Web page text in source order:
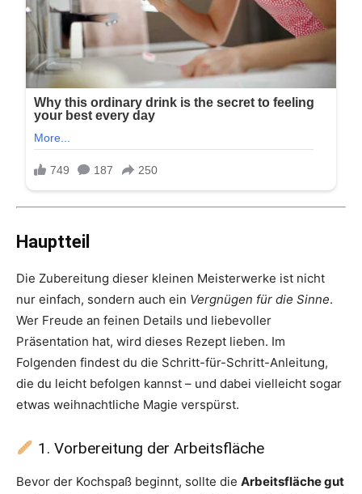
Hauptteil
Die Zubereitung dieser kleinen Meisterwerke ist nicht
nur einfach, sondern auch ein Vergnügen für die Sinne.
Wer Freude an feinen Details und liebevoller
Präsentation hat, wird dieses Rezept lieben. Im
Folgenden findest du die Schritt-für-Schritt-Anleitung,
die du leicht befolgen kannst – und dabei vielleicht sogar
etwas weihnachtliche Magie verspürst.
1. Vorbereitung der Arbeitsfläche
Bevor der Kochspaß beginnt, sollte die Arbeitsfläche gut